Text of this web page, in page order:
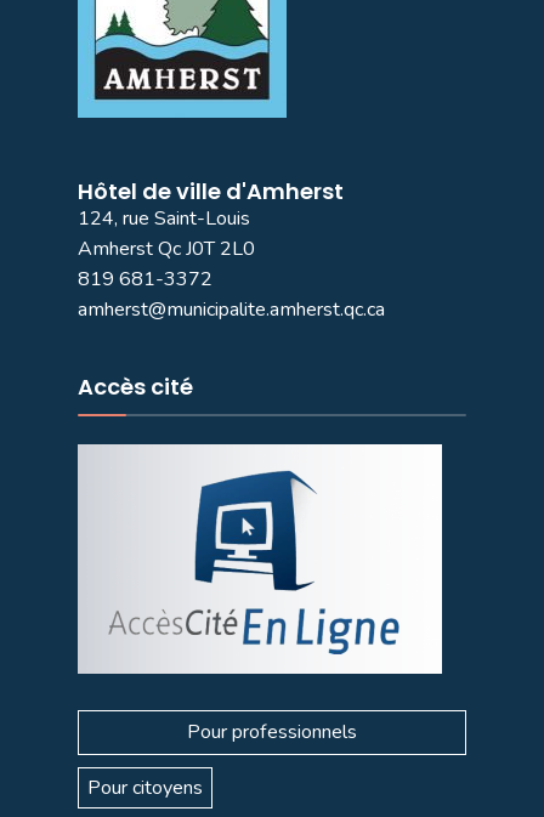
Hôtel de ville d'Amherst
124, rue Saint-Louis
Amherst Qc J0T 2L0
819 681-3372
amherst@municipalite.amherst.qc.ca
Accès cité
Pour professionnels
Pour citoyens